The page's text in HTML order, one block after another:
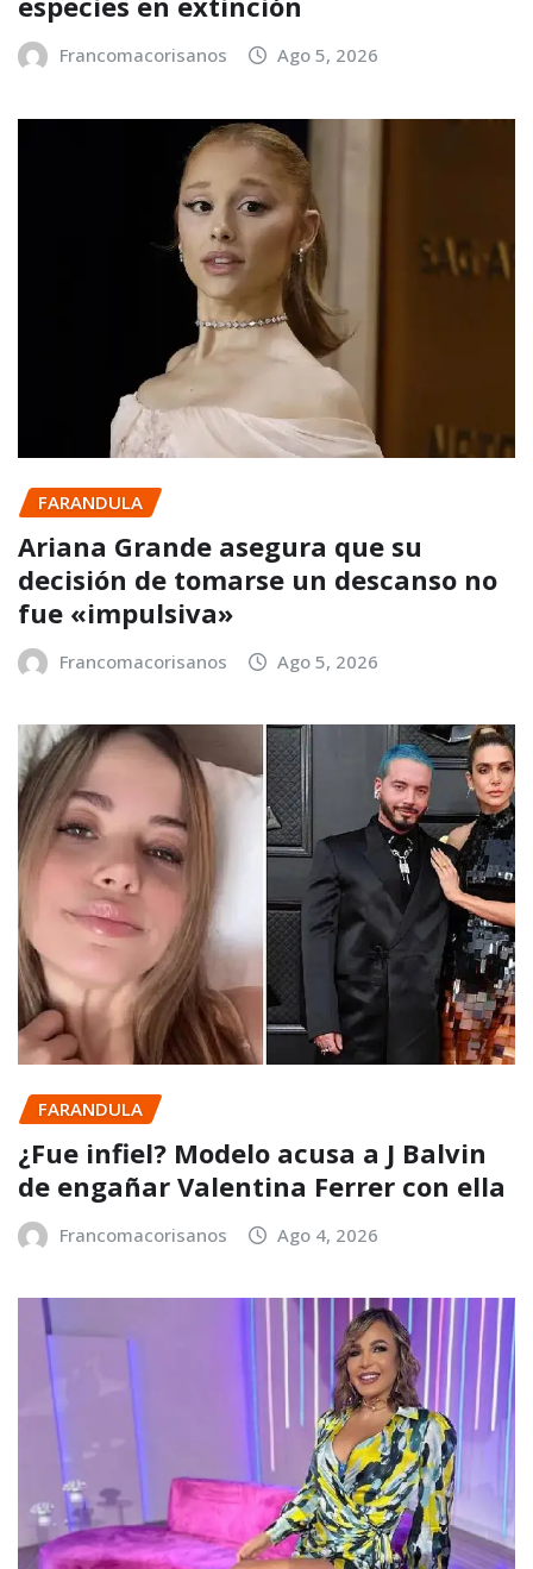
Francomacorisanos Ago 5, 2026
FARANDULA
Ariana Grande asegura que su
decisión de tomarse un descanso no
fue «impulsiva»
Francomacorisanos Ago 5, 2026
FARANDULA
¿Fue infiel? Modelo acusa a J Balvin
de engañar Valentina Ferrer con ella
Francomacorisanos Ago 4, 2026